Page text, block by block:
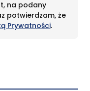
na podany
potwierdzam, że
Prywatności.